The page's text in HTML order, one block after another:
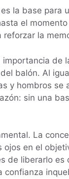
la base para
el
la
importancia de
balón. Al
y hombros
sin una
La
en el
liberarlo